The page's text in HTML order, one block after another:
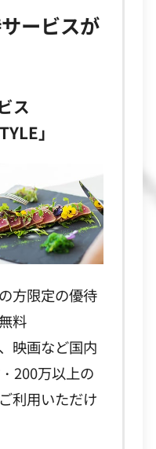
ービスが
ス
」
方限定の優待
料
映画など国内
200万以上の
利用いただけ